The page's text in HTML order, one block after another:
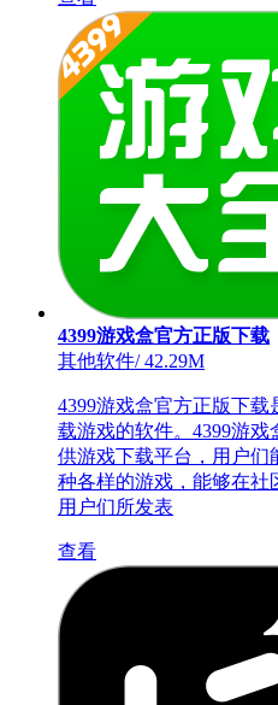
4399游戏盒官方正版下载
其他软件/42.29M
4399游戏盒官方正版下
载游戏的软件。4399游
供游戏下载平台，用户们
种各样的游戏，能够在社
用户们所发表
查看